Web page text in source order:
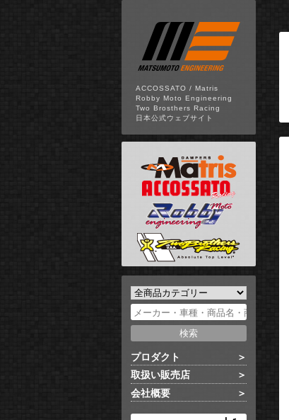
ACCOSSATO / Matris
Robby Moto Engineering
Two Brosthers Racing
日本公式ウェブサイト
プロダクト
取扱い販売店
会社概要